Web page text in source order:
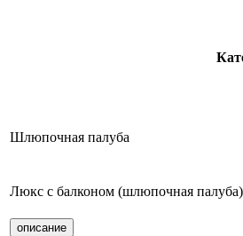
Шлюпочная палуба
Люкс с балконом (шлюпочная палуба)
описание